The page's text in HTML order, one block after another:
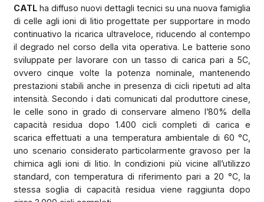
CATLha diffuso nuovi dettagli tecnici su una nuova famiglia
di celle agli ioni di litio progettate per supportare in modo
continuativo la ricarica ultraveloce, riducendo al contempo
il degrado nel corso della vita operativa. Le batterie sono
sviluppate per lavorare con un tasso di carica pari a 5C,
ovvero cinque volte la potenza nominale, mantenendo
prestazioni stabili anche in presenza di cicli ripetuti ad alta
intensità. Secondo i dati comunicati dal produttore cinese,
le celle sono in grado di conservare almeno l’80% della
capacità residua dopo 1.400 cicli completi di carica e
scarica effettuati a una temperatura ambientale di 60 °C,
uno scenario considerato particolarmente gravoso per la
chimica agli ioni di litio. In condizioni più vicine all’utilizzo
standard, con temperatura di riferimento pari a 20 °C, la
stessa soglia di capacità residua viene raggiunta dopo